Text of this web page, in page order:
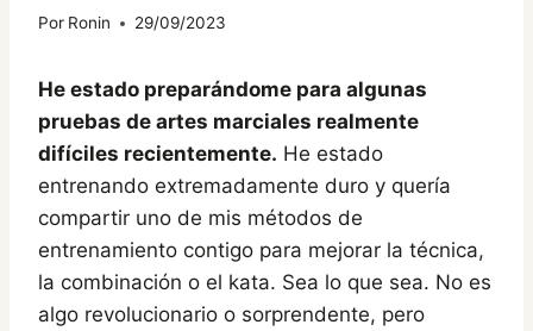
Por Ronin 29/09/2023
He estado preparándome para algunas
pruebas de artes marciales realmente
difíciles recientemente. He estado
entrenando extremadamente duro y quería
compartir uno de mis métodos de
entrenamiento contigo para mejorar la técnica,
la combinación o el kata. Sea lo que sea. No es
algo revolucionario o sorprendente, pero